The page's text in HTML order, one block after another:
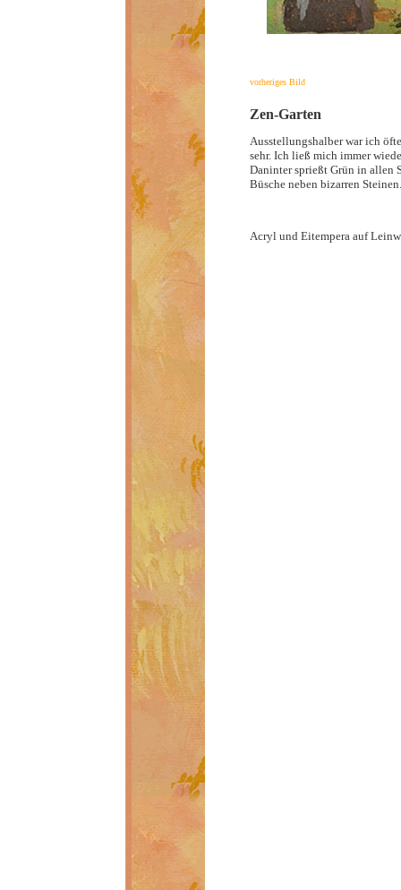
vorheriges Bild
Zen-Garten
Ausstellungshalber war ich
sehr. Ich ließ mich immer
Daninter sprießt Grün in allen
Büsche neben bizarren Steinen.
Acryl und Eitempera auf